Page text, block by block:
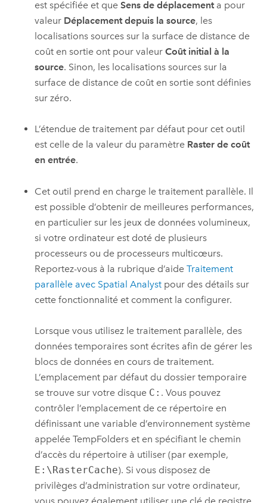
est spécifiée et queSens de déplacementa pour
valeur Déplacement depuis la source, les
localisations sources sur la surface de distance de
coût en sortie ont pour valeurCoût initial à la
source. Sinon, les localisations sources sur la
surface de distance de coût en sortie sont définies
sur zéro.
L’étendue de traitement par défaut pour cet outil
est celle de la valeur du paramètre Raster de coût
en entrée.
Cet outil prend en charge le traitement parallèle. Il
est possible d’obtenir de meilleures performances,
en particulier sur les jeux de données volumineux,
si votre ordinateur est doté de plusieurs
processeurs ou de processeurs multicœurs.
Reportez-vous à la rubrique d’aideTraitement
parallèle avec Spatial Analyst pour des détails sur
cette fonctionnalité et comment la configurer.
Lorsque vous utilisez le traitement parallèle, des
données temporaires sont écrites afin de gérer les
blocs de données en cours de traitement.
L’emplacement par défaut du dossier temporaire
se trouve sur votre disque C: . Vous pouvez
contrôler l’emplacement de ce répertoire en
définissant une variable d’environnement système
appelée TempFolders et en spécifiant le chemin
d’accès du répertoire à utiliser (par exemple,
E:\RasterCache). Si vous disposez de
privilèges d’administration sur votre ordinateur,